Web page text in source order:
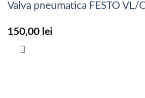
Valva pneumatica FESTO VL/
150,00 lei